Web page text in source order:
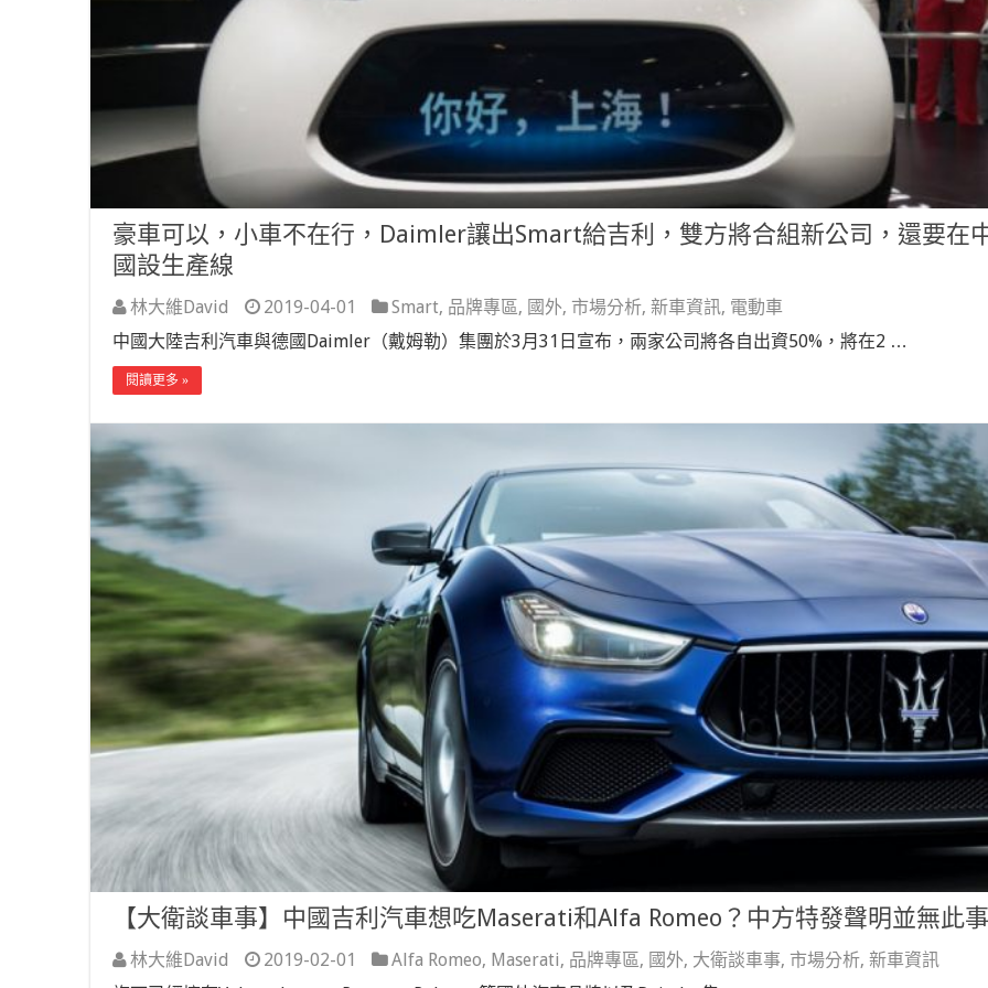
豪車可以，小車不在行，Daimler讓出Smart給吉利，雙方將合組新公司，還要在
國設生產線
林大維David 2019-04-01 Smart, 品牌專區, 國外, 市場分析, 新車資訊, 電動車
中國大陸吉利汽車與德國Daimler（戴姆勒）集團於3月31日宣布，兩家公司將各自出資50%，將在2 …
閱讀更多 »
【大衛談車事】中國吉利汽車想吃Maserati和Alfa Romeo？中方特發聲明並無此事
林大維David 2019-02-01 Alfa Romeo, Maserati, 品牌專區, 國外, 大衛談車事, 市場分析, 新車資訊